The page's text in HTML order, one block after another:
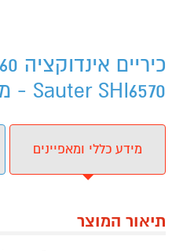
Sauter SHI6570 - מידע נוסף
מידע כללי ומאפיינים
תיאור המוצר